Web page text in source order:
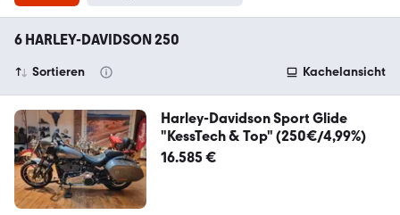
6 HARLEY-DAVIDSON 250
Sortieren Kachelansicht
Harley-Davidson Sport Glide
"KessTech & Top" (250€/4,99%)
16.585 €